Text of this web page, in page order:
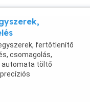
fertőtlenítő
csomagolás,
automata töltő